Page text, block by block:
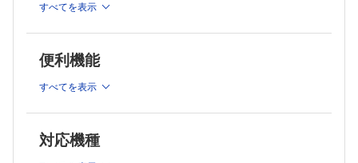
特発性脈絡膜新生血管 （堀内康史）
糖尿病網膜症 （大谷倫裕）
CQ 汎網膜光凝固後の網膜・黄斑部変化について教えてください
（志村雅彦）
網膜動脈閉塞症 （飯島裕幸）
網膜細動脈瘤 （辻川明孝）
脈絡膜OCT／高侵達OCT （生野恭司）
functional OCT （角田和繁，鈴木 航）
CQ 網膜外層所見と視力の関連について教えてください
すべてを表示
便利機能
すべてを表示
対応機種